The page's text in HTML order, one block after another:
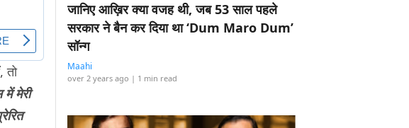
तो
मेरी
जानिए आख़िर क्या वजह थी, जब 53 साल पहले
सरकार ने बैन कर दिया था ‘Dum Maro Dum’
सॉन्ग
Maahi
over 2 years ago | 1 min read